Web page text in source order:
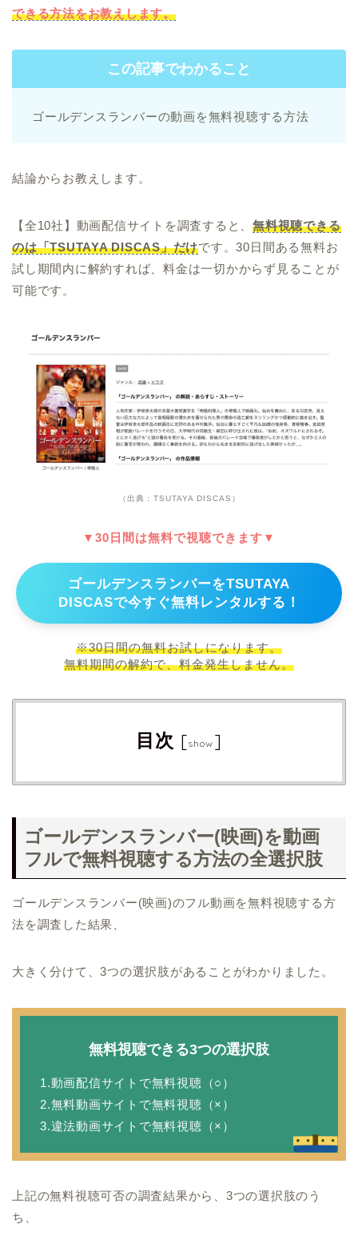
できる方法をお教えします。
この記事でわかること
ゴールデンスランバーの動画を無料視聴する方法
結論からお教えします。
【全10社】動画配信サイトを調査すると、無料視聴できる
のは「TSUTAYA DISCAS」だけです。30日間ある無料お
試し期間内に解約すれば、料金は一切かからず見ることが
可能です。
（出典：TSUTAYA DISCAS）
▼30日間は無料で視聴できます▼
ゴールデンスランバーをTSUTAYA
DISCASで今すぐ無料レンタルする！
※30日間の無料お試しになります。
無料期間の解約で、料金発生しません。
目次 [show ]
ゴールデンスランバー(映画)を動画
フルで無料視聴する方法の全選択肢
ゴールデンスランバー(映画)のフル動画を無料視聴する方
法を調査した結果、
大きく分けて、3つの選択肢があることがわかりました。
無料視聴できる3つの選択肢
1.動画配信サイトで無料視聴（○）
2.無料動画サイトで無料視聴（×）
3.違法動画サイトで無料視聴（×）
上記の無料視聴可否の調査結果から、3つの選択肢のう
ち、